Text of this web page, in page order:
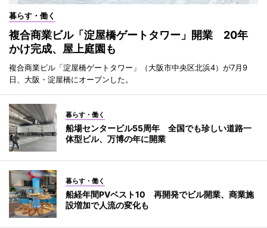
暮らす・働く
複合商業ビル「淀屋橋ゲートタワー」開業 20年
かけ完成、屋上庭園も
複合商業ビル「淀屋橋ゲートタワー」（大阪市中央区北浜4）が7月9
日、大阪・淀屋橋にオープンした。
暮らす・働く
船場センタービル55周年 全国でも珍しい道路一
体型ビル、万博の年に開業
暮らす・働く
船経年間PVベスト10 再開発でビル開業、商業施
設増加で人流の変化も